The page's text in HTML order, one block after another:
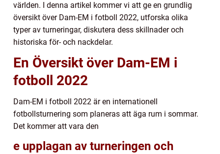
världen. I denna artikel kommer vi att ge en grundlig
översikt över Dam-EM i fotboll 2022, utforska olika
typer av turneringar, diskutera dess skillnader och
historiska för- och nackdelar.
En Översikt över Dam-EM i
fotboll 2022
Dam-EM i fotboll 2022 är en internationell
fotbollsturnering som planeras att äga rum i sommar.
Det kommer att vara den
e upplagan av turneringen och